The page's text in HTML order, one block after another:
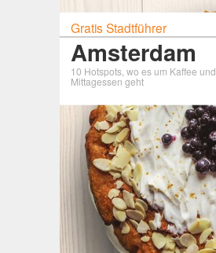
Gratis Stadtführer
Amsterdam
10 Hotspots, wo es um Kaffee und
Mittagessen geht